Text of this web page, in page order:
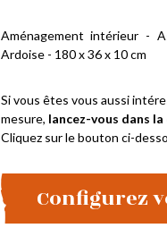
Aménagement intérieur -
Ardoise - 180 x 36 x 10 cm
Si vous êtes vous aussi
mesure, lancez-vous dans
Cliquez sur le bouton ci-
Configurez